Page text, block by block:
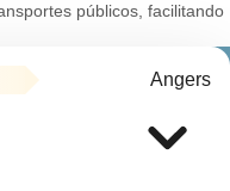
públicos, facilitando
Angers